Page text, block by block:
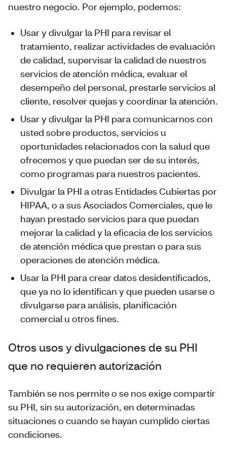
nuestro negocio. Por ejemplo, podemos:
Usar y divulgar la PHI para revisar el
tratamiento, realizar actividades de evaluación
de calidad, supervisar la calidad de nuestros
servicios de atención médica, evaluar el
desempeño del personal, prestarle servicios al
cliente, resolver quejas y coordinar la atención.
Usar y divulgar la PHI para comunicarnos con
usted sobre productos, servicios u
oportunidades relacionados con la salud que
ofrecemos y que puedan ser de su interés,
como programas para nuestros pacientes.
Divulgar la PHI a otras Entidades Cubiertas por
HIPAA, o a sus Asociados Comerciales, que le
hayan prestado servicios para que puedan
mejorar la calidad y la eficacia de los servicios
de atención médica que prestan o para sus
operaciones de atención médica.
Usar la PHI para crear datos desidentificados,
que ya no lo identifican y que pueden usarse o
divulgarse para análisis, planificación
comercial u otros fines.
Otros usos y divulgaciones de su PHI
que no requieren autorización
También se nos permite o se nos exige compartir
su PHI, sin su autorización, en determinadas
situaciones o cuando se hayan cumplido ciertas
condiciones.